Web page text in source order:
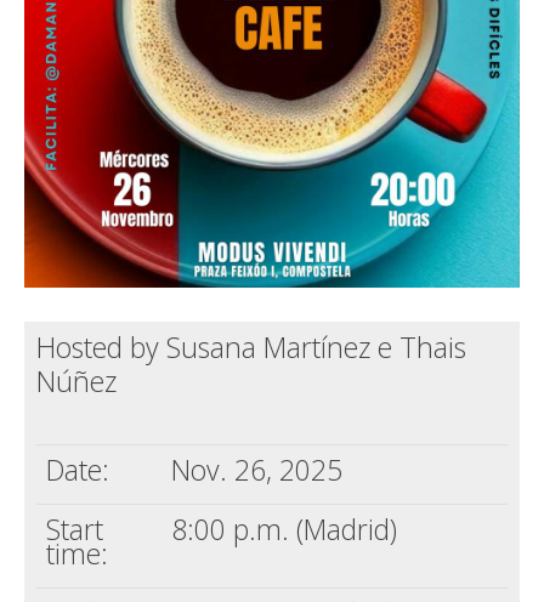
Hosted by Susana Martínez e Thais
Núñez
Date:
Nov. 26, 2025
Start
time:
8:00 p.m. (Madrid)